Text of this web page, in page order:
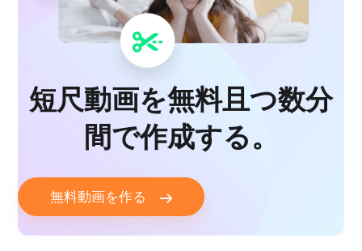
短尺動画を無料且つ数分
間で作成する。
無料動画を作る